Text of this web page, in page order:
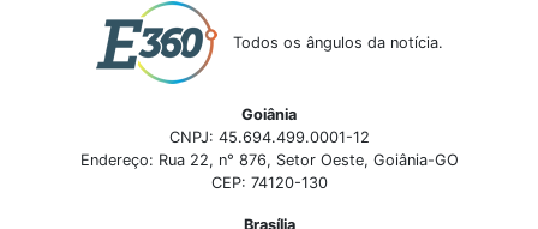
Todos os ângulos da notícia.
Goiânia
CNPJ: 45.694.499.0001-12
Endereço: Rua 22, n° 876, Setor Oeste, Goiânia-GO
CEP: 74120-130
Brasília